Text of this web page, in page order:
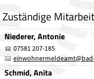
Zuständige
Niederer, Antonie
07581 207-185
einwohnermeldeamt@
Schmid, Anita